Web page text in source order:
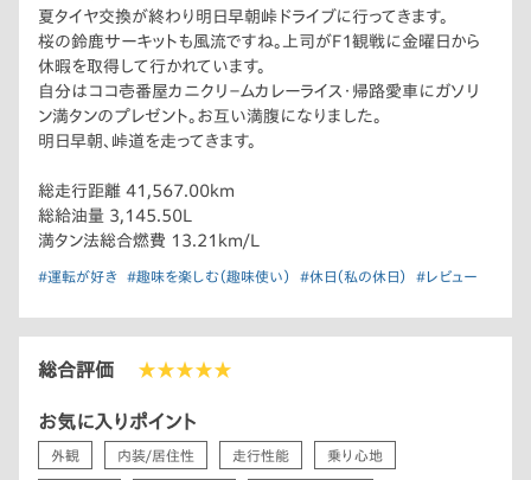
夏タイヤ交換が終わり明日早朝峠ドライブに行ってきます。
桜の鈴鹿サーキットも風流ですね。上司がＦ１観戦に金曜日から
休暇を取得して行かれています。
自分はココ壱番屋カニクリ－ムカレーライス・帰路愛車にガソリ
ン満タンのプレゼント。お互い満腹になりました。
明日早朝、峠道を走ってきます。
総走行距離 41,567.00km
総給油量 3,145.50L
満タン法総合燃費 13.21km/L
#運転が好き #趣味を楽しむ（趣味使い） #休日（私の休日） #レビュー
総合評価 ★★★★★
お気に入りポイント
外観 内装/居住性 走行性能 乗り心地